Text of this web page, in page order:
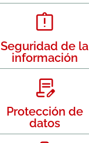
Seguridad de la
información
Protección de
datos